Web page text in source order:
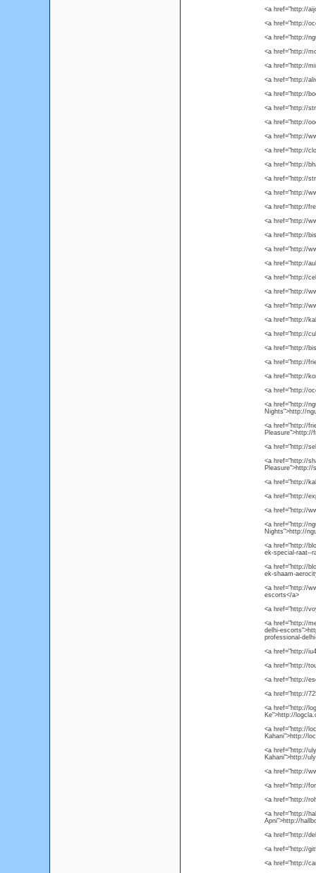
<a href="http://
<a href="http://
<a href="http://
<a href="http://
<a href="http://
<a href="http://
<a href="http://
<a href="http://
<a href="http://
<a href="http://
<a href="http://
<a href="http://
<a href="http://
<a href="http://
<a href="http://
<a href="http://
<a href="http://
<a href="http://
<a href="http://
<a href="http://
<a href="http://
<a href="http://
<a href="http://
<a href="http://
<a href="http://
<a href="http://
<a href="http://
<a href="http://
<a href="http://
Nights">http://
<a href="http://
Pleasure">http://
<a href="http://
<a href="http://
Pleasure">http://
<a href="http://
<a href="http://
<a href="http://
<a href="http://
Nights">http://
<a href="http://
ek-special-raat--
<a href="http://
ek-shaam-
<a href="http://
escorts</a>
<a href="http://
<a href="http://
delhi-
professional-
<a href="http://
<a href="http://
<a href="http://
<a href="http://
<a href="http://
Ke">http://
<a href="http://
Kahani">http://
<a href="http://
Kahani">http://
<a href="http://
<a href="http://
<a href="http://
<a href="http://
Apni">http://
<a href="http://
<a href="http://
<a href="http://